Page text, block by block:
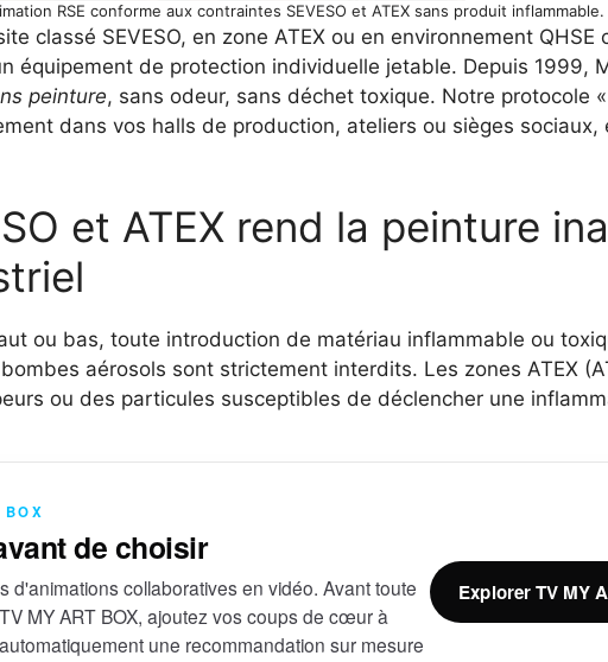
RSE conforme aux contraintes SEVESO et ATEX sans produit inflammable.
classé SEVESO, en zone ATEX ou en environnement
équipement de protection individuelle jetable. Depuis 1999,
peinture, sans odeur, sans déchet toxique. Notre protocole
dans vos halls de production, ateliers ou sièges sociaux,
et ATEX rend la peinture
ou bas, toute introduction de matériau inflammable ou
aérosols sont strictement interdits. Les zones ATEX
ou des particules susceptibles de déclencher une
BOX
de choisir
d'animations collaboratives en vidéo. Avant toute
MY ART BOX, ajoutez vos coups de cœur à
une recommandation sur mesure
Explorer TV MY